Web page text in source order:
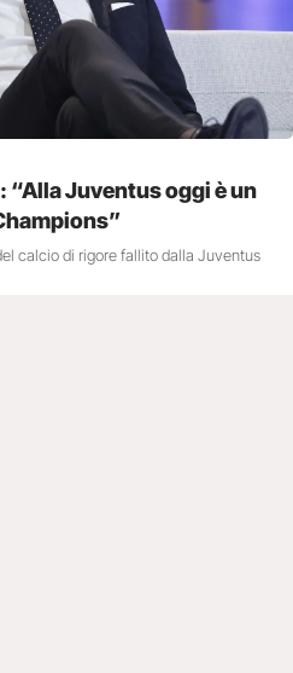
“Alla Juventus oggi è un
calcio di rigore fallito dalla Juventus